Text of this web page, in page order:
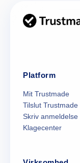
Platform
Mit Trustmade
Tilslut Trustmade
Skriv anmeldelse
Klagecenter